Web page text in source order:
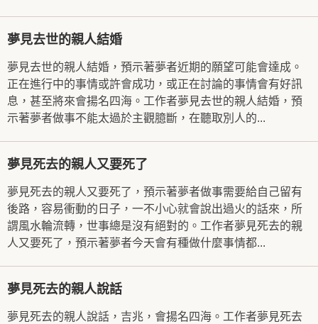
夢見去世的親人結婚
夢見去世的親人結婚，預示著夢者近期的願望可能會達成。
正在進行中的事情或許會成功，或正在討論的事情會有好訊
息，甚至將來會揚名四海。工作者夢見去世的親人結婚，預
示著夢者做事不能太過於主觀臆斷，在聽取別人的...
夢見死去的親人又要死了
夢見死去的親人又要死了，預示著夢者做事需要給自己留有
後路，容易衝動的日子，一不小心就會說出過火的話來，所
謂風水輪流轉，世事總是沒有絕對的。工作者夢見死去的親
人又要死了，預示著夢者今天會有種做什麼事情都...
夢見死去的親人說話
夢見死去的親人說話，吉兆，會揚名四海。工作者夢見死去